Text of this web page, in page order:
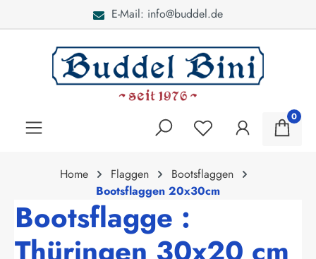
E-Mail: info@buddel.de
0
Home Flaggen
Bootsflaggen
Bootsflaggen 20x30cm
Bootsflagge :